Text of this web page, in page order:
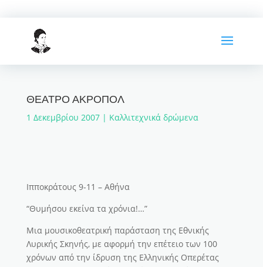
ΘΕΑΤΡΟ ΑΚΡΟΠΟΛ
1 Δεκεμβρίου 2007| Καλλιτεχνικά δρώμενα
Ιπποκράτους 9-11 – Αθήνα
“Θυμήσου εκείνα τα χρόνια!…”
Μια μουσικοθεατρική παράσταση της Εθνικής
Λυρικής Σκηνής, με αφορμή την επέ­τειο των 100
χρόνων από την ίδρυση της Ελληνικής Οπερέ­τας